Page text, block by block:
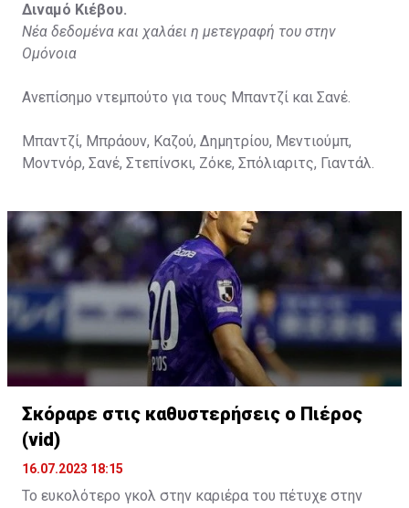
Διναμό Κιέβου.
Νέα δεδομένα και χαλάει η μετεγραφή του στην
Ομόνοια
Ανεπίσημο ντεμπούτο για τους Μπαντζί και Σανέ.
Μπαντζί, Μπράουν, Καζού, Δημητρίου, Μεντιούμπ,
Μοντνόρ, Σανέ, Στεπίνσκι, Ζόκε, Σπόλιαριτς, Γιαντάλ.
Σκόραρε στις καθυστερήσεις ο Πιέρος
(vid)
16.07.2023 18:15
Το ευκολότερο γκολ στην καριέρα του πέτυχε στην